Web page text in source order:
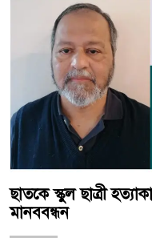
ছাতকে স্কুল ছাত্রী
মানববন্ধন